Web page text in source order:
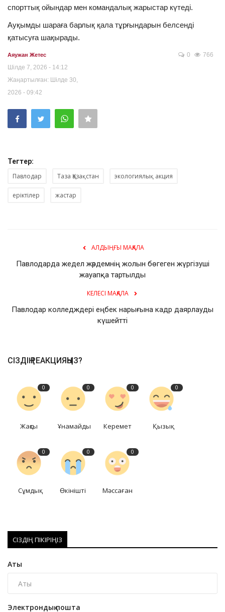
спорттық ойындар мен командалық жарыстар күтеді.
Ауқымды шараға барлық қала тұрғындарын белсенді
қатысуға шақырады.
Аяужан Жетес
Шілде 7, 2026 - 14:12
Жаңартылған: Шілде 30,
2026 - 09:42
0 766
Тегтер:
Павлодар Таза Қазақстан экологиялық акция
еріктілер жастар
АЛДЫҢҒЫ МАҚАЛА
Павлодарда жедел жәрдемнің жолын бөгеген жүргізуші
жауапқа тартылды
КЕЛЕСІ МАҚАЛА
Павлодар колледждері еңбек нарығына кадр даярлауды
күшейтті
СІЗДІҢ РЕАКЦИЯҢЫЗ?
0
Жақсы
0
Ұнамайды
0
Керемет
0
Қызық
0
Сұмдық
0
Өкінішті
0
Мәссаған
СІЗДІҢ ПІКІРІҢІЗ
Аты
Электрондық пошта